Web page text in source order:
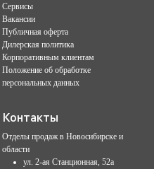
Сервисы
Вакансии
Публичная оферта
Дилерская политика
Корпоративным клиентам
Положение об обработке
персональных данных
Контакты
Отделы продаж в Новосибирске и
области
ул. 2-ая Станционная, 52а